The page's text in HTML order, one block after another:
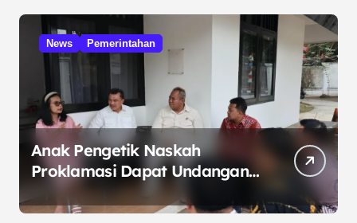
News Pemerintahan
Anak Pengetik Naskah
Proklamasi Dapat Undangan
HUT RI dari Presiden
Prabowo